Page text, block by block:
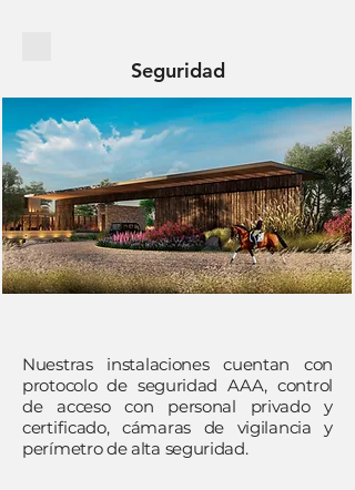
Seguridad
Nuestras instalaciones cuentan con
protocolo de seguridad AAA, control
de acceso con personal privado y
certificado, cámaras de vigilancia y
perímetro de alta seguridad.